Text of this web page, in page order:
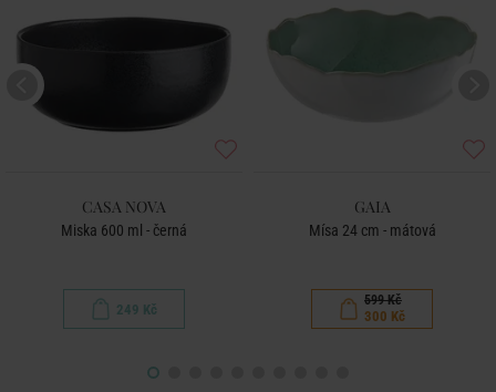
CASA NOVA
Miska 600 ml - černá
249 Kč
GAIA
Mísa 24 cm - mátová
599 Kč
300 Kč